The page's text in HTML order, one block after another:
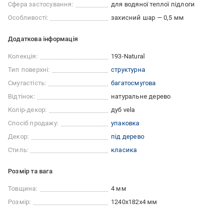
Сфера застосування:
для водяної теплої підлоги
Особливості:
захисний шар — 0,5 мм
Додаткова інформація
Колекція:
193-Natural
Тип поверхні:
cтруктурна
Смугастість:
багатосмугова
Відтінок:
натуральне дерево
Колір-декор:
дуб vela
Спосіб продажу:
упаковка
Декор:
під дерево
Стиль:
класика
Розмір та вага
Товщина:
4 мм
Розмір:
1240x182x4 мм